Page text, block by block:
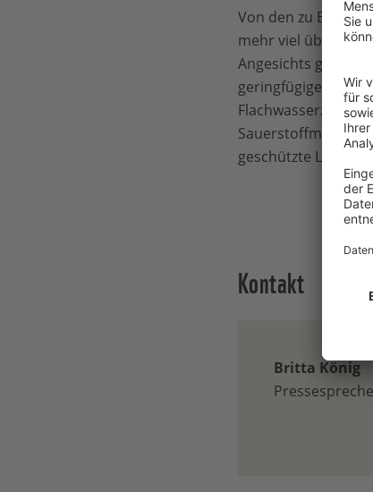
Von den zu Beginn
mehr viel
Angesichts
geringfügigen
Flachwasserzonen
Sauerstoffmangel
geschützte
Kontakt
Britta König